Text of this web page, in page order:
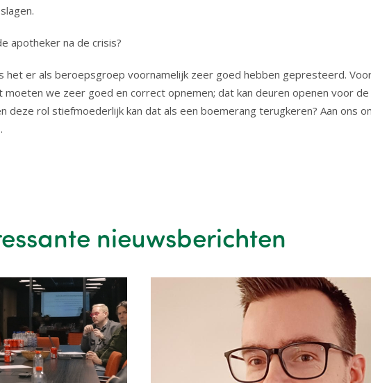
apotheker na de crisis?
het er als beroepsgroep voornamelijk zeer goed hebben gepresteerd.
we zeer goed en correct opnemen; dat kan deuren openen voor de
deze rol stiefmoederlijk kan dat als een boemerang terugkeren? Aan ons
nieuwsberichten